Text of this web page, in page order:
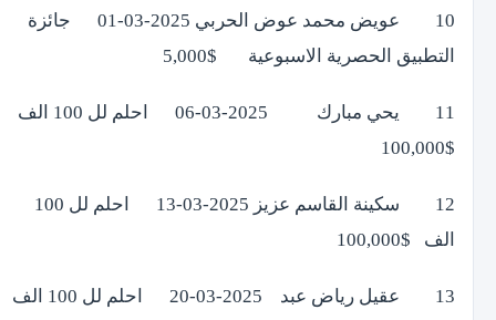
10 عويض محمد عوض الحربي 2025-03-01 جائزة
التطبيق الحصرية الاسبوعية $5,000
11 يحي مبارك 2025-03-06 احلم لل 100 الف
$100,000
12 سكينة القاسم عزيز 2025-03-13 احلم لل 100
الف $100,000
13 عقيل رياض عبد 2025-03-20 احلم لل 100 الف